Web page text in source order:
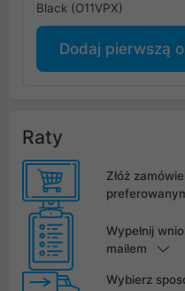
Black (O11VPX)
Dodaj pierwszą
Raty
Złóż
Wypełnij
mailem
Wybierz